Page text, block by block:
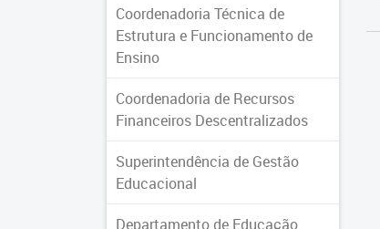
Coordenadoria Técnica de
Estrutura e Funcionamento de
Ensino
Coordenadoria de Recursos
Financeiros Descentralizados
Superintendência de Gestão
Educacional
Departamento de Educação